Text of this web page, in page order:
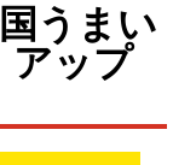
うまい
アップ